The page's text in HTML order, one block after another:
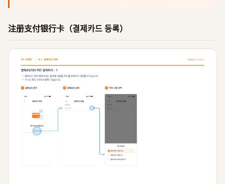
注册支付银行卡（결제카드 등록）